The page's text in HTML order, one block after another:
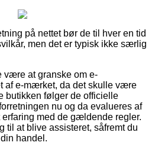
på nettet bør de til hver en tid
men det er typisk ikke særlig
være at granske om e-
af e-mærket, da det skulle være
butikken følger de officielle
nu og da evalueres af
med de gældende regler.
til at blive assisteret, såfremt du
handel.